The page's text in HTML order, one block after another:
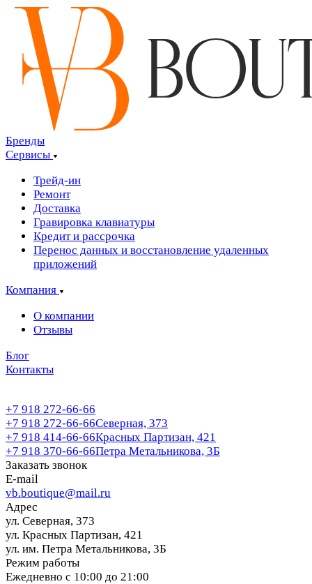
Бренды
Сервисы
Трейд-ин
Ремонт
Доставка
Гравировка клавиатуры
Кредит и рассрочка
Перенос данных и восстановление удаленных
приложений
Компания
О компании
Отзывы
Блог
Контакты
+7 918 272-66-66
+7 918 272-66-66Северная, 373
+7 918 414-66-66Красных Партизан, 421
+7 918 370-66-66Петра Метальникова, 3Б
Заказать звонок
E-mail
vb.boutique@mail.ru
Адрес
ул. Северная, 373
ул. Красных Партизан, 421
ул. им. Петра Метальникова, 3Б
Режим работы
Ежедневно с 10:00 до 21:00